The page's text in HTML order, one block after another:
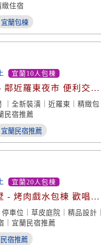
緻住宿
宜蘭包棟
宜蘭10人包棟
鄰近羅東夜市 便利交
｜全新裝潢｜近羅東｜精緻包
民宿推薦
宜蘭民宿推薦
宜蘭20人包棟
- 烤肉戲水包棟 歡唱渡
車位｜草皮庭院｜精品設計｜
｜宜蘭民宿推薦
宿推薦